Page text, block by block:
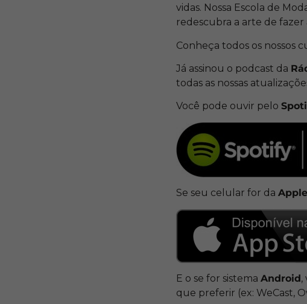
vidas. Nossa Escola de
redescubra a arte de fazer
Conheça todos os nossos
Já assinou o podcast da
todas as nossas
Você pode ouvir pelo
Se seu celular for daApple
E o se for sistemaAndroid,
que preferir (ex: WeCast,